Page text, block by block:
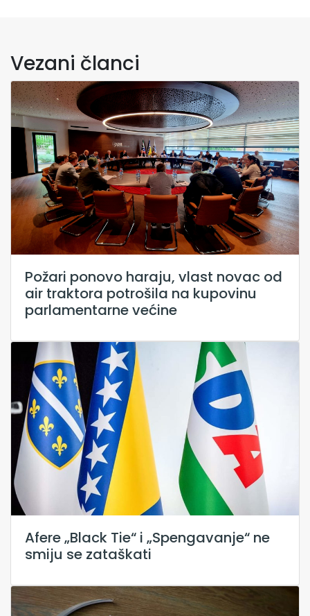
Vezani članci
Požari ponovo haraju, vlast novac od
air traktora potrošila na kupovinu
parlamentarne većine
Afere „Black Tie“ i „Spengavanje“ ne
smiju se zataškati